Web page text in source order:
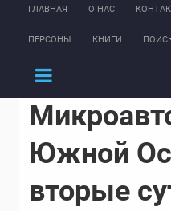
ГЛАВНАЯ О НАС
ПЕРСОНЫ КНИГИ
Южной
вторые